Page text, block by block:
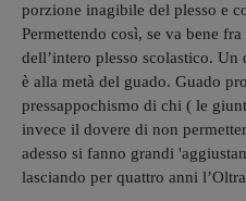
porzione inagibile del plesso e
Permettendo così, se va bene
dell’intero plesso scolastico.
è alla metà del guado. Guado
pressappochismo di chi ( le
invece il dovere di non
adesso si fanno grandi
lasciando per quattro anni